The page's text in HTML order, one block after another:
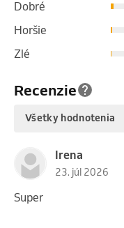
Recenzie
Všetky hodnotenia
Irena
23. júl 2026
Super
Dobré
Horšie
Zlé